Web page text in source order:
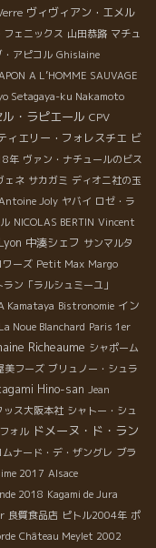
ヴィヴィアン・エメル
フェニックス 山田恭路 マチュ
アピコル Ghislaine
A L’HOMME SAUVAGE
Setagaya-ku Nakamoto
・ラピエール CPV
ィエリー・フォレスチエ ビ
年 ヴァン・ナチュールのビス
ェネ サカガミ ディオニ社の玉
Joly ヤバイ ロゼ・ラ
NICOLAS BERTIN Vincent
Lyon 中湊シェフ サンマルタ
ワーズ Petit Max Margo
ラン「ラルシュミーユ」
Kamataya Bistronomie イン
La Noue Blanchard Paris 1er
Richeaume シャポーム
美フーズ ブリュノー・シュラ
Hino-san Jean
ッス大阪本社 シャトー・シュ
ォル ドメーヌ・ド・ラン
ムナード・デ・ザングレ ブラ
2017 Alsace
2018 Kagami de Jura
良質食品店 ピトル2004年 ポ
Château Meylet 2002